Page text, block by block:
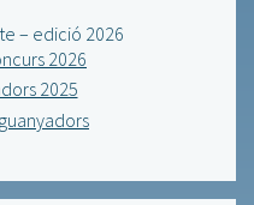
– edició 2026
2026
2025